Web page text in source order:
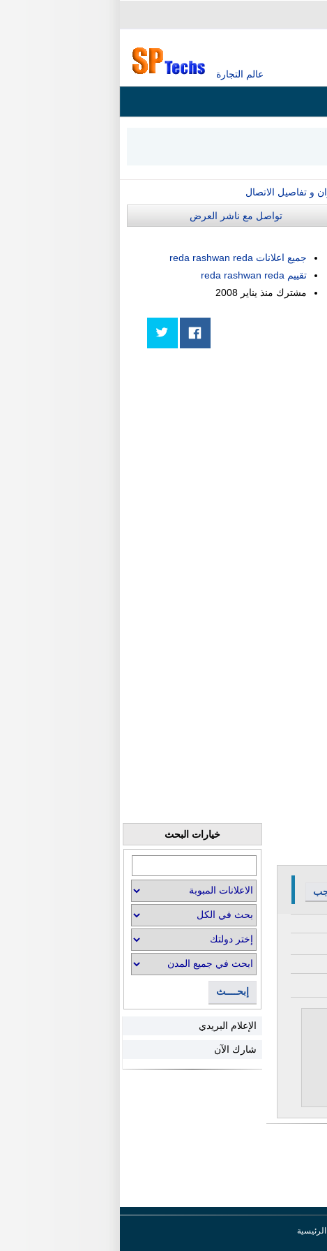
عالم التجارة
و تفاصيل الاتصال
تواصل مع ناشر العرض
جميع اعلانات reda rashwan reda
تقييم reda rashwan reda
مشترك منذ يناير 2008
خيارات البحث
إبحــــث
الإعلام البريدي
شارك الآن
الرئيسية